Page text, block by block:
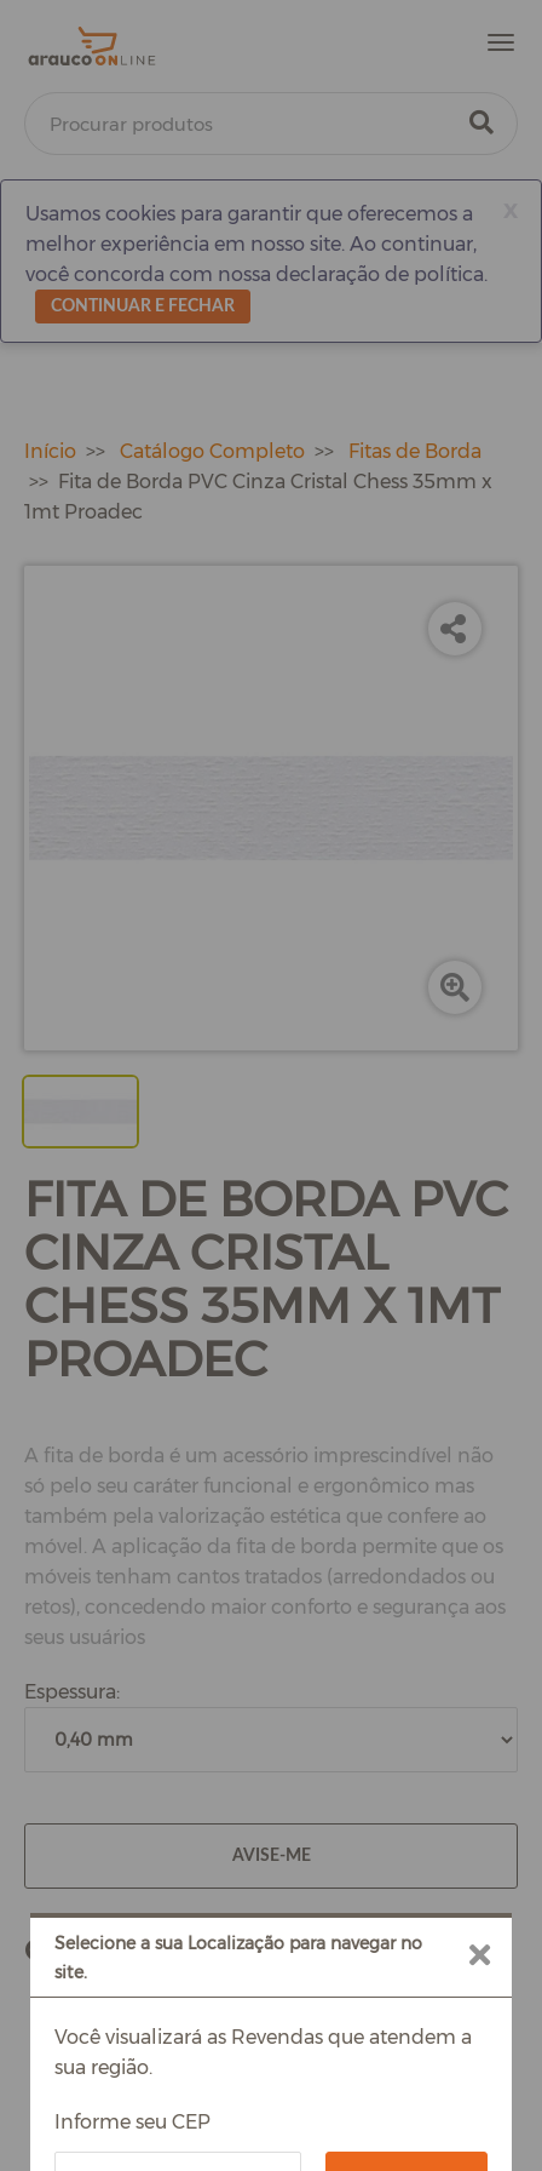
Usamos cookies para garantir que oferecemos a
melhor experiência em nosso site. Ao continuar,
você concorda com nossa declaração de política.
CONTINUAR E FECHAR
Início Catálogo Completo
Fitas de Borda
Fita de Borda PVC Cinza Cristal Chess 35mm x
1mt Proadec
FITA DE BORDA PVC
CINZA CRISTAL
CHESS 35MM X 1MT
PROADEC
A fita de borda é um acessório imprescindível não
só pelo seu caráter funcional e ergonômico mas
também pela valorização estética que confere ao
móvel. A aplicação da fita de borda permite que os
móveis tenham cantos tratados (arredondados ou
retos), concedendo maior conforto e segurança aos
seus usuários
Espessura:
AVISE-ME
Compre também
Você visualizará as Revendas que atendem a
sua região.
Informe seu CEP
Selecione a sua Localização para navegar no
site.